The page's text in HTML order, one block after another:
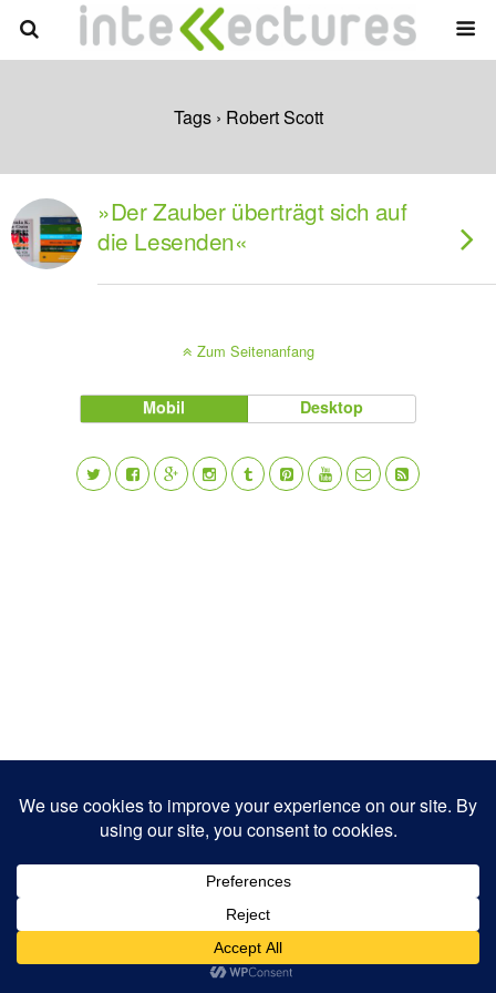
Tags › Robert Scott
»Der Zauber überträgt sich auf
die Lesenden«
Zum Seitenanfang
Mobil Desktop